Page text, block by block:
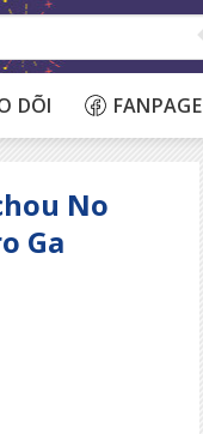
DÕI FANPAGE
No
Ga